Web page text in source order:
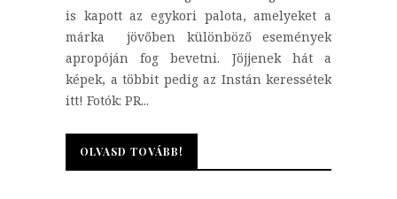
is kapott az egykori palota, amelyeket a
márka jövőben különböző események
apropóján fog bevetni. Jöjjenek hát a
képek, a többit pedig az Instán keressétek
itt! Fotók: PR...
OLVASD TOVÁBB!
OLVASD TOVÁBB!